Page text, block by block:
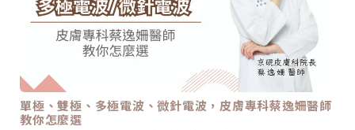
單極、雙極、多極電波、微針電波，皮膚專科蔡逸姍醫師
教你怎麼選